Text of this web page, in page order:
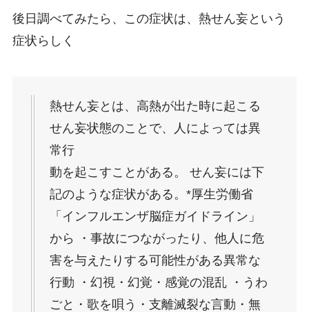
後日調べてみたら、この症状は、熱せん妄という
症状らしく
熱せん妄とは、高熱が出た時に起こる
せん妄状態のことで、人によっては異
常行
動を起こすことがある。 せん妄には下
記のような症状がある。*厚生労働省
「インフルエンザ脳症ガイドライン」
から ・事故につながったり、他人に危
害を与えたりする可能性がある異常な
行動 ・幻視・幻覚・感覚の混乱 ・うわ
ごと・歌を唄う・支離滅裂な言動・無